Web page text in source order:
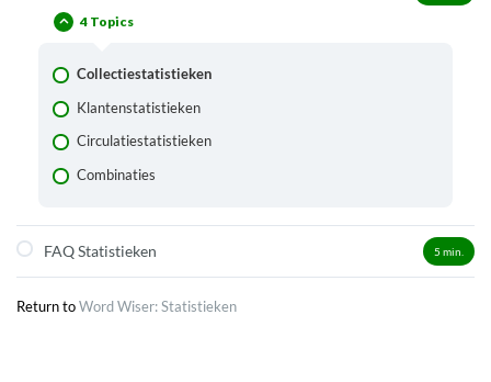
De csv’s in detail
4 Topics
Collectiestatistieken
Klantenstatistieken
Circulatiestatistieken
Combinaties
FAQ Statistieken 5 min.
Return toWord Wiser: Statistieken